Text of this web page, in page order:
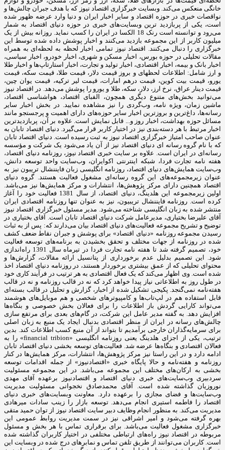
خانگی منعکس می‌کند. وبسایت خبرگزاری اقتصاد نیوز که با هدف جبران چالش‌ها و
نواقصات خبری در حوزه اقتصاد و سایر اخبار ایران و دنیا وارد عرضه ظهور شده
است، یکی از پربازدید ترین وبسایت‌های خبری در حوزه دنیای اقتصاد به شمار
می‌رود و توانسته است رنک 18 الکسا در ایران را کسب نماید. روزانه بیش از یک
میلیون کاربر از این مجموعه بازدید می‌کنند و اخبار پوشش داده شده توسط این
خبرگزاری را دنبال می‌کنند. اقتصاد نیوز تمامی اخبار لحظه به لحظه‌ای به همراه
مقالات تحلیلی در حوزه بورس، اخبار مسکن و شهری، اخبار خودرو، اخبار سیاسی،
اخبار بانک و بیمه، اخبار اقتصادی، اخبار تولید و تجارت، اخبار استارتاپ‌ها و اخبار طلا
و ارز شامل: اطلاعات لحظهای و بروز قیمت دلار، قیمت طلا، قیمت سکه، قیمت
یورو، قیمت بیت کوین، قیمت درهم امارات، قیمت لیر ترکیه، قیمت یوان چین،
قیمت دینار عراق، نرخ ارز، دلار، سکه، طلا و یورو را پوشش می‌دهد. در اقتصاد نیوز
می‌توانید بخش‌های متنوع دیگری همچون، الفبای اقتصاد، هواشناسی اقتصاد،
ماشین زمان، ویژه نامه، وب‌گردی را نیز مشاهده نمایید. در بخش اخبار سایر
رسانه‌ها، داغ‌ترین و بروزترین اخبار سایر حوزه‌های دارای اهمیت و پرجستجو مانند
مسائل حوزه بهداشت، اخبار روز و... قابل نمایش است. علاوه بر آن، پربازدیدترین
اخبار مرتبط با هر دسته‌بندی نیز در اختیار کاربر قرار می‌گیرد. دنیای اقتصاد تابان به
عنوان صاحب امتیاز خبرگزاری اقتصاد نیوز به ثبت رسیده است. دنیای اقتصاد تابان
که با نام گروه رسانه ای دنیای اقتصاد نیز از آن یاد می‌شود یک شرکت و مؤسسه
رسانه‌ای در ایران است. علاوه بر سایت خبری اقتصاد نیوز، روزنامه دنیای اقتصاد،
هفته ‌نامه تجارت فردا، شبکه اینترنتی اکوایران، وب‌سایت واحد توسعه دانش،
وب‌سایت همایش‌های دنیای اقتصاد، روزنامه انگلیسی ‌زبان فایننشال تریبون نیز به
عنوان زیرمجموعه‌های این گروه رسانه‌ای مشغول فعالیت هستند. گروه دنیای
اقتصاد همچنین دارای مرکز پژوهش‌ها، انتشارات و مرکز همایش‌ها نیز می‌باشد.
اولین زیرمجموعه این هلدینگ، دنیای اقتصاد، از سال 1381 فعالیت خود را آغاز
کرده است. روزنامه فایننشال تریبیون، نیز به عنوان تنها روزنامه اقتصادی ایران
منتشر شده به زبان انگلیسی شناخته می‌شود. مدیر مسئول خبرگزاری اقتصاد نیوز
آقای علیرضا بختیاری، مدیرعامل شرکت دنیای اقتصاد تابان است. آقای بختیاری در
توضیح و تشریح مجموعه فعالیت‌های دنیای اقتصاد بیان می‌دارند که: پس از به ثبات
رسیدن مجموعه روزنامه «دنیای اقتصاد» برای پوشش و جبران نقاط ضعف کشف
شده در روزنامه از جهات مختلف و تحقق بخشیدن به برنامه‌های توسعه فعالیت
خود، تصمیم گرفته شد تا هفته نامه تجارت فردا در تیرماه سال 1391 راه‌اندازی
شود. این تصمیم بدلیل عدم برخورداری از پتانسیل ارائه مقالات، گزارش‌ها و
محتوای تحلیلی که از عمق بیشتری برخوردار هستند، در روزنامه دنیای اقتصاد اخذ
شده است. وی اظهار می‌کند که یک فعال اقتصادی به هر ترتیب در فرآیند کاری خود
در طول روز به اطلاعاتی نیاز پیدا خواهد کرد که نه در قالب روزنامه و نه در قالب
هفته‌نامه نمی‌گنجد. پکیجی تشکیل شده از اخبار، گزارش و تحلیل در قالب بسته‌ای
قابل استفاده هم در لپ‌تاب‌ها و کامپیوترهای شخصی و هم موبایل‌های هوشمند
می‌تواند کارایی گردش باز اطلاعات را برای فعالان بخش خصوصی و بنگاه‌ها
افزایش دهد. به گفته مدیر عامل این شرکت، در گام‌های بعدی برای مرتفع سازی
چالش‌های رسانه در ایران از منظر اقتصادی بدنبال ایجاد یک منبع به زبان اصلی
برای سرمایه‌گذاران خارجی برآمدیم تا بتواند از آن منبع کسب اطلاعات کند. بدین
ترتیب، یکی از اجزای هلدینگ یعنی روزنامه انگلیسی «financial tribion» را به
فعالان اقتصادی و بنگاه‌ها عرضه شد. فعالیت‌های توسعه بخشی دنیای اقتصاد تابان
ادامه دارد و در این راستا نیز مرکز پژوهش‌ها، انتشارات، مرکز همایش‌ها در کنار
روزنامه و هفته‌نامه و حالا پایگاه خبری «اقتصادنیوز» از جمله اقدامات توسعه
بخشی به ارکان‌های مختلف این مجموعه می‌باشد. در این مجموعه مسئولیت
سردبیری وب‌سایت‌های خبری دنیای اقتصاد و اقتصادنیوز برعهده آقای مهدی
نوروزیان گذاشته شده است. آقای محمدصادق نخجوانی مسئولیت مدیریت
وب‌سایت‌ها و فضای مجازی را برعهده دارد. معاونت وبسایت‌های خبری دنیای
اقتصاد را فاطمه استیری انجام می‌دهد. توسعه بازار را زینب سادات میرهادی
مدیریت می‌کند. به منظور انجام وظایف دبیر سایت اقتصاد نیوز از توان حمید متقی
بهره گرفته می‌شود و امیر اشراقی نیز در سمت مدیریت روابط عمومی این
خبرگزاری مشغول فعالیت می‌باشد. برای برقراری تماس با هر بخش و مسئول
مربوطه در اقتصاد نیوز راه‌های ارتباطی مختلفی در اختیار کاربران گذاشته شده
است. کاربران می‌توانند از طریق تلفن تماس و نمابرهای درج شده در وبسایت این